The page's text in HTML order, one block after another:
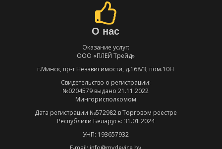
О нас
Оказание услуг:
ООО «ПЛЕЙ Трейд»
г.Минск, пр-т Независимости, д.168/3, пом.10Н
Свидетельство о регистрации:
№0204579 выдано 21.11.2022
Мингорисполкомом
Дата регистрации №572982 в Торговом реестре
Республики Беларусь: 31.01.2024
УНП: 193657932